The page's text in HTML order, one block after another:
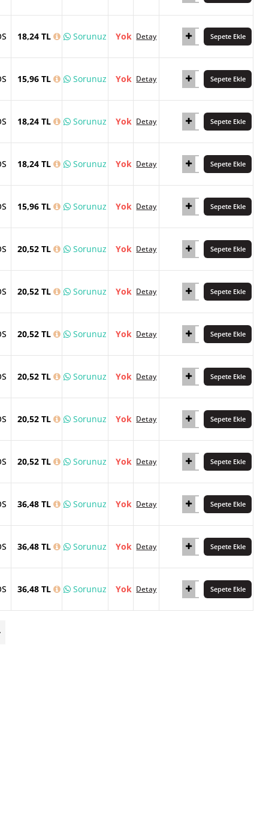
18,24 TL Sorunuz Yok Detay Sepete Ekle
15,96 TL Sorunuz Yok Detay Sepete Ekle
18,24 TL Sorunuz Yok Detay Sepete Ekle
18,24 TL Sorunuz Yok Detay Sepete Ekle
15,96 TL Sorunuz Yok Detay Sepete Ekle
20,52 TL Sorunuz Yok Detay Sepete Ekle
20,52 TL Sorunuz Yok Detay Sepete Ekle
20,52 TL Sorunuz Yok Detay Sepete Ekle
20,52 TL Sorunuz Yok Detay Sepete Ekle
20,52 TL Sorunuz Yok Detay Sepete Ekle
20,52 TL Sorunuz Yok Detay Sepete Ekle
36,48 TL Sorunuz Yok Detay Sepete Ekle
36,48 TL Sorunuz Yok Detay Sepete Ekle
36,48 TL Sorunuz Yok Detay Sepete Ekle